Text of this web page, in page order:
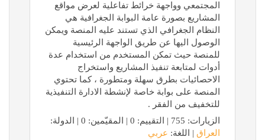
المجتمعي وواجهة خرائط تفاعلية لعرض مواقع
المشاريع بصورة عامة البوابة الجغرافية هي
النظام الجغرافي الذي تستند عليه المنصة ويمكن
الوصول اليها عن طريق الواجهة الرئيسية
للمنصة حيث تمكن المستخدم من استخدام عدة
أدوات لمتابعة تنفيذ المشاريع واستخراج
الاحصائيات بطرق سهلة ومتطورة ، كما تحتوي
المنصة على بوابة خاصة لإنشطة الادارة التنفيذية
للتخفيف من الفقر .
الزيارات: 755 | التقييم: 0 | المقيّمين: 0 | الدولة:
العراق | اللغة: عربي